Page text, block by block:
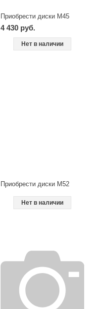
Приобрести диски M45
4 430 руб.
Нет в наличии
Приобрести диски M52
Нет в наличии